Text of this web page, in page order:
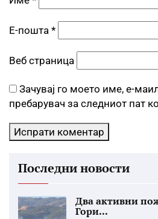
Е-пошта *
Веб страница
Зачувај го моето име, е-
пребарувач за следниот пат
Последни новости
Два активни
Гори...